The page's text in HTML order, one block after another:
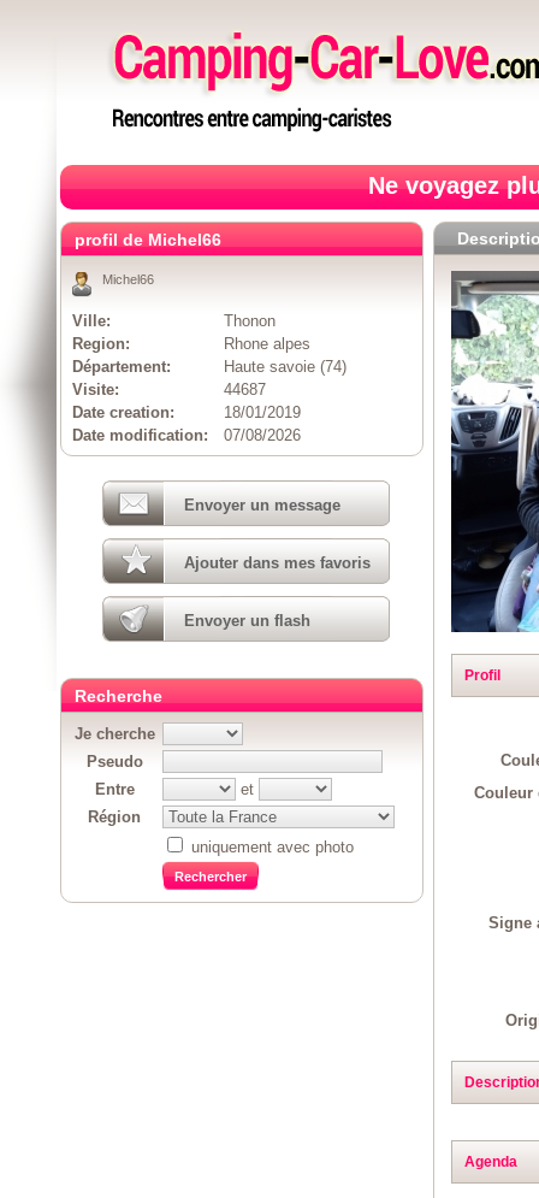
Ne voyagez
Profil
Couleur
Signe
Agenda
profil de Michel66
Michel66
Ville:
Thonon
Region:
Rhone alpes
Département:
Haute savoie (74)
Visite:
44687
Date creation:
18/01/2019
Date modification:
07/08/2026
Envoyer un message
Ajouter dans mes favoris
Envoyer un flash
Recherche
Je cherche
Pseudo
Entre
et
Région
uniquement avec photo